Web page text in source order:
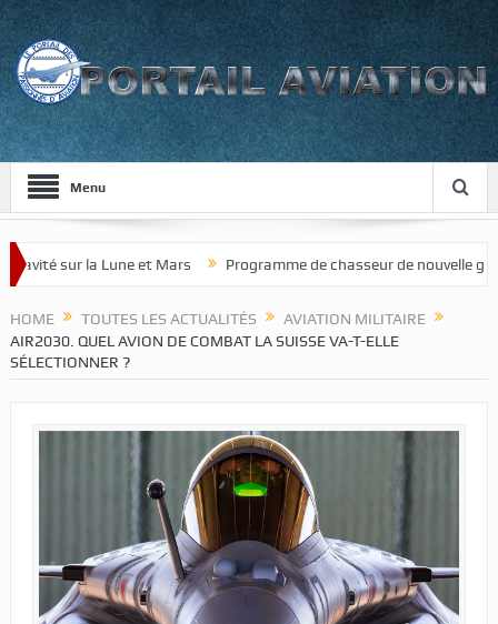
Menu
et Mars Programme de chasseur de nouvelle génération pour
HOME TOUTES LES ACTUALITÉS
AVIATION MILITAIRE
AIR2030. QUEL AVION DE COMBAT LA SUISSE VA-T-ELLE
SÉLECTIONNER ?